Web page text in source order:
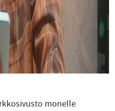
monelle